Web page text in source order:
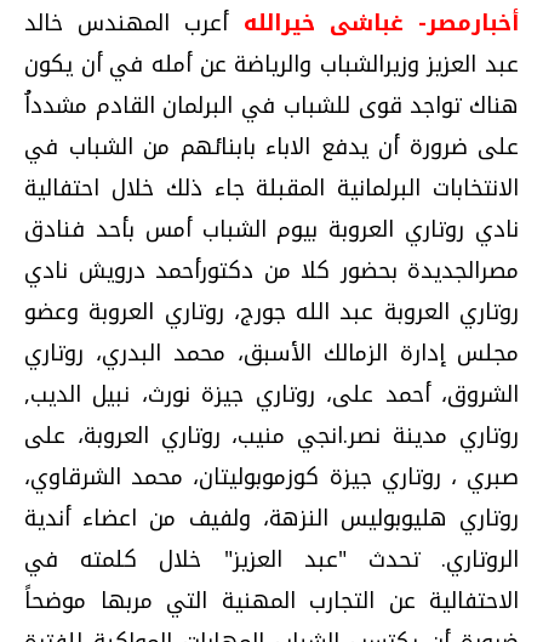
أخبارمصر- غباشى خيرالله أعرب المهندس خالد
عبد العزيز وزيرالشباب والرياضة عن أمله في أن يكون
هناك تواجد قوى للشباب في البرلمان القادم مشدداُ
على ضرورة أن يدفع الاباء بابنائهم من الشباب في
الانتخابات البرلمانية المقبلة جاء ذلك خلال احتفالية
نادي روتاري العروبة بيوم الشباب أمس بأحد فنادق
مصرالجديدة بحضور كلا من دكتورأحمد درويش نادي
روتاري العروبة عبد الله جورج، روتاري العروبة وعضو
مجلس إدارة الزمالك الأسبق، محمد البدري، روتاري
الشروق، أحمد على، روتاري جيزة نورث، نبيل الديب,
روتاري مدينة نصر.انجي منيب، روتاري العروبة، على
صبري ، روتاري جيزة كوزموبوليتان، محمد الشرقاوي،
روتاري هليوبوليس النزهة، ولفيف من اعضاء أندية
الروتاري. تحدث "عبد العزيز" خلال كلمته في
الاحتفالية عن التجارب المهنية التي مربها موضحاً